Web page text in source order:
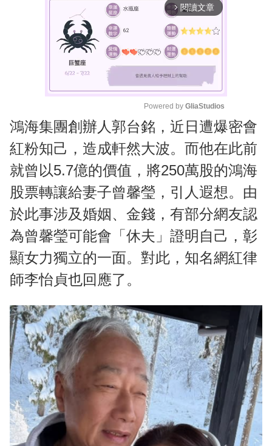
arrow_forward_ios 閱讀文章
M
u
t
e
Powered by GliaStudios
鴻海集團創辦人郭台銘，近日遭爆密會
紅粉知己，造成軒然大波。而他在此前
就曾以5.7億的價值，將250萬股的鴻海
股票轉讓給妻子曾馨瑩，引人遐想。由
於此事涉及婚姻、金錢，有部分網友認
為曾馨瑩可能會「休夫」證明自己，彰
顯女力獨立的一面。對此，知名網紅律
師李怡貞也回應了。